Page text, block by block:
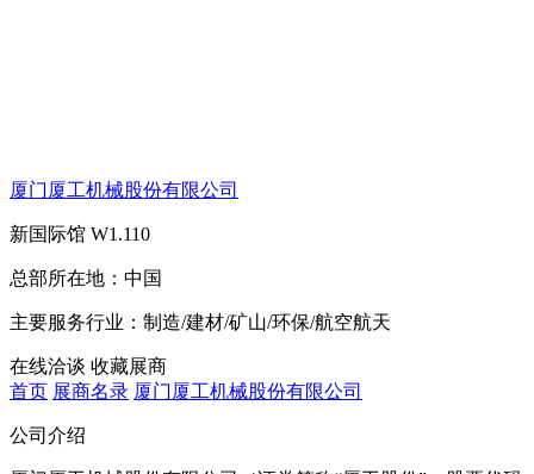
厦门厦工机械股份有限公司
新国际馆 W1.110
总部所在地： 中国
主要服务行业： 制造/建材/矿山/环保/航空航天
在线洽谈 收藏展商
首页 展商名录 厦门厦工机械股份有限公司
公司介绍